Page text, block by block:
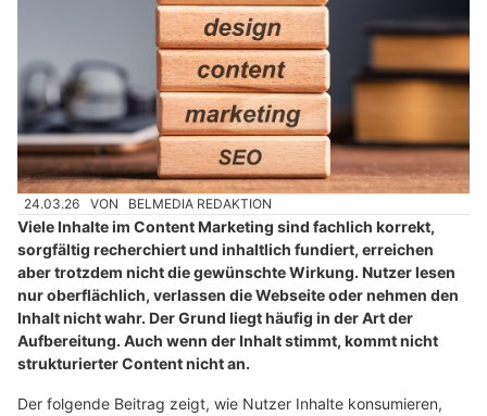
24.03.26 VON BELMEDIA REDAKTION
Viele Inhalte im Content Marketing sind fachlich korrekt,
sorgfältig recherchiert und inhaltlich fundiert, erreichen
aber trotzdem nicht die gewünschte Wirkung. Nutzer lesen
nur oberflächlich, verlassen die Webseite oder nehmen den
Inhalt nicht wahr. Der Grund liegt häufig in der Art der
Aufbereitung. Auch wenn der Inhalt stimmt, kommt nicht
strukturierter Content nicht an.
Der folgende Beitrag zeigt, wie Nutzer Inhalte konsumieren,